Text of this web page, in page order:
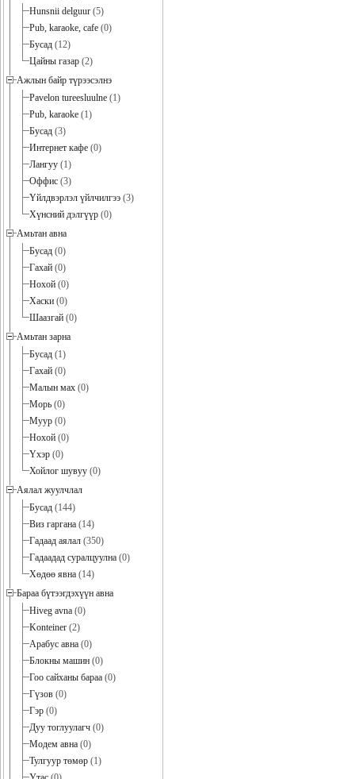
Hunsnii delguur (5)
Pub, karaoke, cafe (0)
Бусад (12)
Цайны газар (2)
Ажлын байр түрээсэлнэ
Pavelon tureesluulne (1)
Pub, karaoke (1)
Бусад (3)
Интернет кафе (0)
Лангуу (1)
Оффис (3)
Үйлдвэрлэл үйлчилгээ (3)
Хүнсний дэлгүүр (0)
Амьтан авна
Бусад (0)
Гахай (0)
Нохой (0)
Хаски (0)
Шаазгай (0)
Амьтан зарна
Бусад (1)
Гахай (0)
Малын мах (0)
Морь (0)
Муур (0)
Нохой (0)
Үхэр (0)
Хойлог шувуу (0)
Аялал жуулчлал
Бусад (144)
Виз гаргана (14)
Гадаад аялал (350)
Гадаадад суралцуулна (0)
Хөдөө явна (14)
Бараа бүтээгдэхүүн авна
Hiveg avna (0)
Konteiner (2)
Арабус авна (0)
Блокны машин (0)
Гоо сайханы бараа (0)
Гүзов (0)
Гэр (0)
Дуу тоглуулагч (0)
Модем авна (0)
Тулгуур төмөр (1)